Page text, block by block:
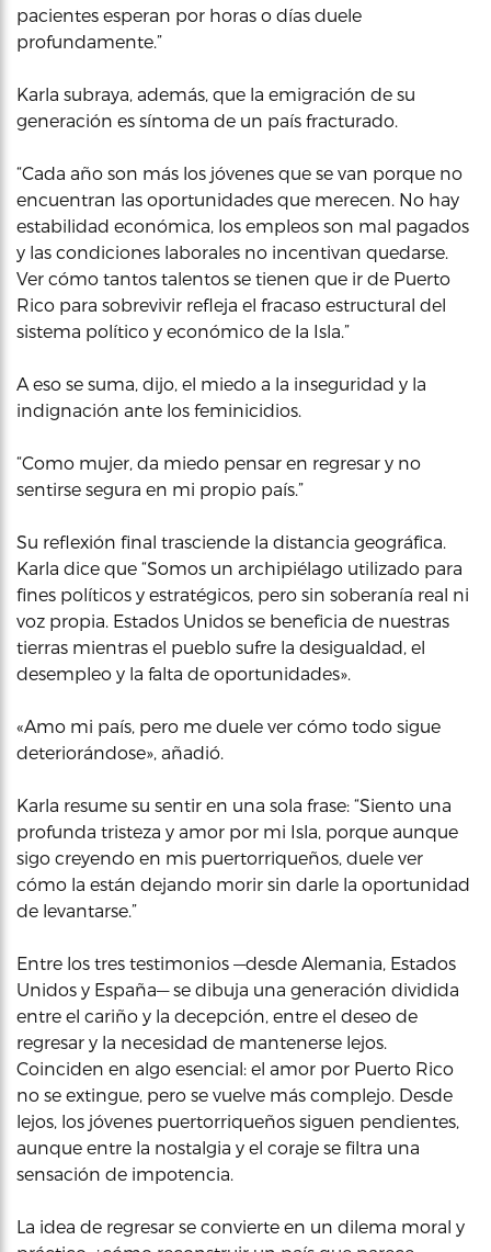
pacientes esperan por horas o días duele
profundamente.”
Karla subraya, además, que la emigración de su
generación es síntoma de un país fracturado.
“Cada año son más los jóvenes que se van porque no
encuentran las oportunidades que merecen. No hay
estabilidad económica, los empleos son mal pagados
y las condiciones laborales no incentivan quedarse.
Ver cómo tantos talentos se tienen que ir de Puerto
Rico para sobrevivir refleja el fracaso estructural del
sistema político y económico de la Isla.”
A eso se suma, dijo, el miedo a la inseguridad y la
indignación ante los feminicidios.
“Como mujer, da miedo pensar en regresar y no
sentirse segura en mi propio país.”
Su reflexión final trasciende la distancia geográfica.
Karla dice que “Somos un archipiélago utilizado para
fines políticos y estratégicos, pero sin soberanía real ni
voz propia. Estados Unidos se beneficia de nuestras
tierras mientras el pueblo sufre la desigualdad, el
desempleo y la falta de oportunidades».
«Amo mi país, pero me duele ver cómo todo sigue
deteriorándose», añadió.
Karla resume su sentir en una sola frase: “Siento una
profunda tristeza y amor por mi Isla, porque aunque
sigo creyendo en mis puertorriqueños, duele ver
cómo la están dejando morir sin darle la oportunidad
de levantarse.”
Entre los tres testimonios —desde Alemania, Estados
Unidos y España— se dibuja una generación dividida
entre el cariño y la decepción, entre el deseo de
regresar y la necesidad de mantenerse lejos.
Coinciden en algo esencial: el amor por Puerto Rico
no se extingue, pero se vuelve más complejo. Desde
lejos, los jóvenes puertorriqueños siguen pendientes,
aunque entre la nostalgia y el coraje se filtra una
sensación de impotencia.
La idea de regresar se convierte en un dilema moral y